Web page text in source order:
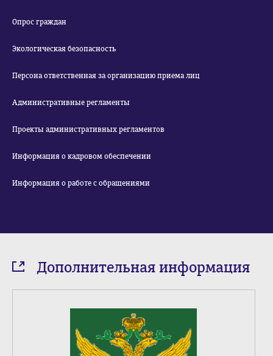
Опрос граждан
Экологическая безопасность
Персона ответственная за организацию приема лиц
Административные регламенты
Проекты административных регламентов
Информация о кадровом обеспечении
Информация о работе с обращениями
Дополнительная информация